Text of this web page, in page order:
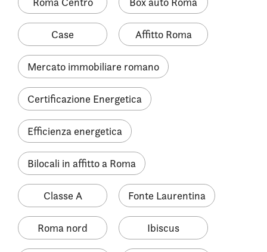
Case Affitto Roma
Mercato immobiliare romano
Certificazione Energetica
Efficienza energetica
Bilocali in affitto a Roma
Classe A Fonte Laurentina
Roma nord Ibiscus